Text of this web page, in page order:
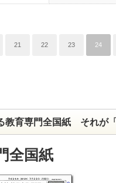
21 22 23 24
教育専門全国紙 それが
全国紙